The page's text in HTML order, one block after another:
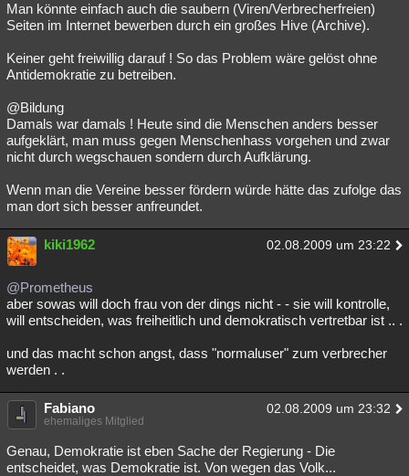
Man könnte einfach auch die saubern (Viren/Verbrecherfreien)
Seiten im Internet bewerben durch ein großes Hive (Archive).
Keiner geht freiwillig darauf ! So das Problem wäre gelöst ohne
Antidemokratie zu betreiben.
@Bildung
Damals war damals ! Heute sind die Menschen anders besser
aufgeklärt, man muss gegen Menschenhass vorgehen und zwar
nicht durch wegschauen sondern durch Aufklärung.
Wenn man die Vereine besser fördern würde hätte das zufolge das
man dort sich besser anfreundet.
kiki1962 02.08.2009 um 23:22
@Prometheus
aber sowas will doch frau von der dings nicht - - sie will kontrolle,
will entscheiden, was freiheitlich und demokratisch vertretbar ist .. .
und das macht schon angst, dass "normaluser" zum verbrecher
werden . .
Fabiano 02.08.2009 um 23:32
ehemaliges Mitglied
Genau, Demokratie ist eben Sache der Regierung - Die
entscheidet, was Demokratie ist. Von wegen das Volk...